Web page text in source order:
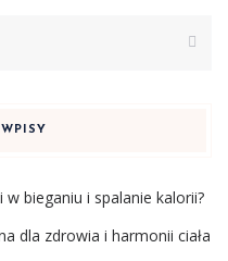
w bieganiu i spalanie kalorii?
dla zdrowia i harmonii ciała